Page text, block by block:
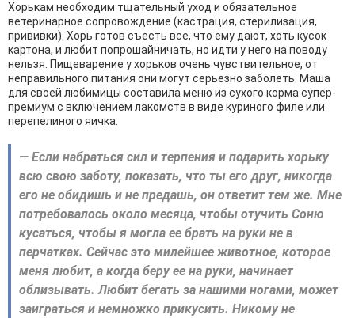
Хорькам необходим тщательный уход и обязательное
ветеринарное сопровождение (кастрация, стерилизация,
прививки). Хорь готов съесть все, что ему дают, хоть кусок
картона, и любит попрошайничать, но идти у него на поводу
нельзя. Пищеварение у хорьков очень чувствительное, от
неправильного питания они могут серьезно заболеть. Маша
для своей любимицы составила меню из сухого корма супер-
премиум с включением лакомств в виде куриного филе или
перепелиного яичка.
— Если набраться сил и терпения и подарить хорьку
всю свою заботу, показать, что ты его друг, никогда
его не обидишь и не предашь, он ответит тем же. Мне
потребовалось около месяца, чтобы отучить Соню
кусаться, чтобы я могла ее брать на руки не в
перчатках. Сейчас это милейшее животное, которое
меня любит, а когда беру ее на руки, начинает
облизывать. Любит бегать за нашими ногами, может
заиграться и немножко прикусить. Никому не